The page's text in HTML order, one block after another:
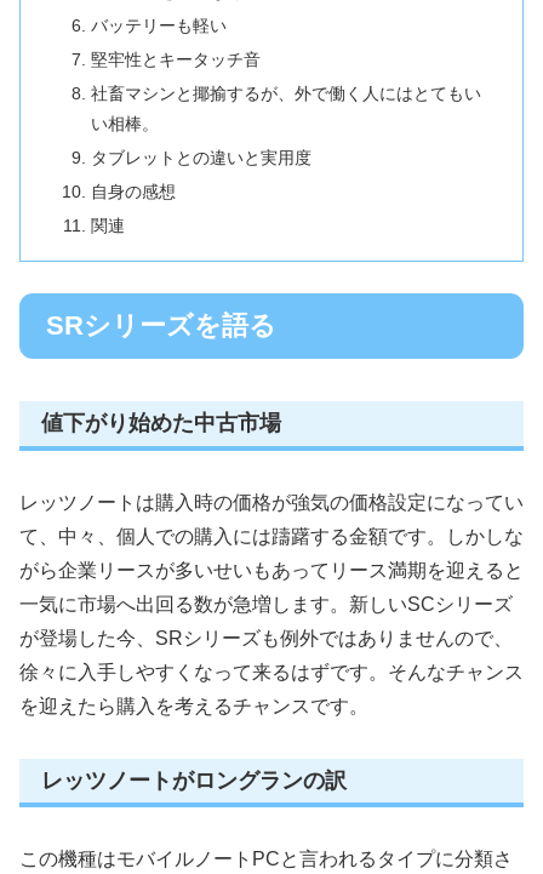
バッテリーも軽い
堅牢性とキータッチ音
社畜マシンと揶揄するが、外で働く人にはとてもい
い相棒。
タブレットとの違いと実用度
自身の感想
関連
SRシリーズを語る
値下がり始めた中古市場
レッツノートは購入時の価格が強気の価格設定になってい
て、中々、個人での購入には躊躇する金額です。しかしな
がら企業リースが多いせいもあってリース満期を迎えると
一気に市場へ出回る数が急増します。新しいSCシリーズ
が登場した今、SRシリーズも例外ではありませんので、
徐々に入手しやすくなって来るはずです。そんなチャンス
を迎えたら購入を考えるチャンスです。
レッツノートがロングランの訳
この機種はモバイルノートPCと言われるタイプに分類さ